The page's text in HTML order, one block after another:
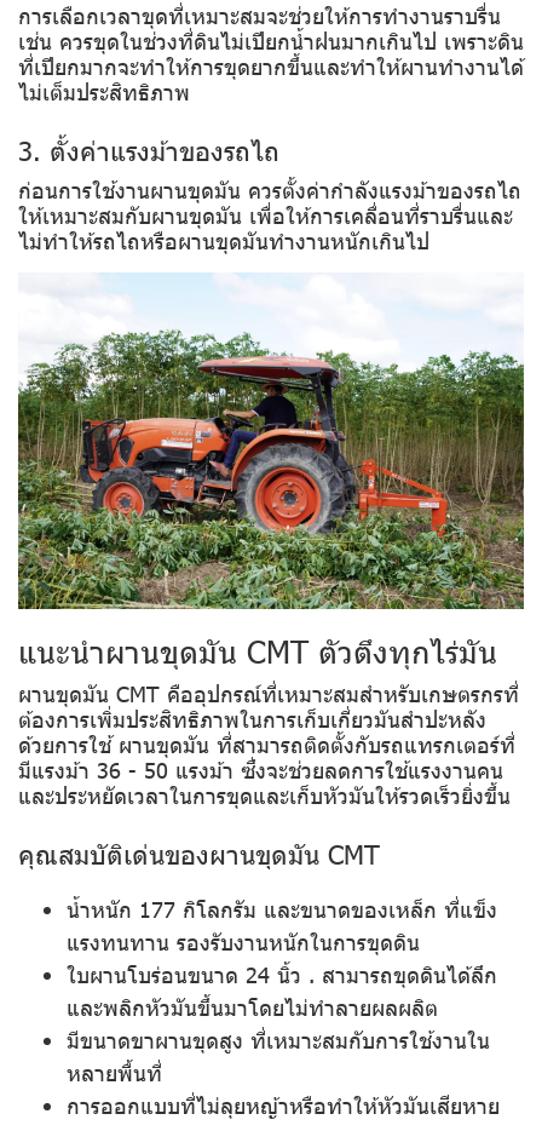
การเลือกเวลาขุดที่เหมาะสมจะช่วยให้การทำงานราบรื่น
เช่น ควรขุดในช่วงที่ดินไม่เปียกน้ำฝนมากเกินไป เพราะดิน
ที่เปียกมากจะทำให้การขุดยากขึ้นและทำให้ผานทำงานได้
ไม่เต็มประสิทธิภาพ
3. ตั้งค่าแรงม้าของรถไถ
ก่อนการใช้งานผานขุดมัน ควรตั้งค่ากำลังแรงม้าของรถไถ
ให้เหมาะสมกับผานขุดมัน เพื่อให้การเคลื่อนที่ราบรื่นและ
ไม่ทำให้รถไถหรือผานขุดมันทำงานหนักเกินไป
แนะนำผานขุดมัน CMT ตัวตึงทุกไร่มัน
ผานขุดมัน CMT คืออุปกรณ์ที่เหมาะสมสำหรับเกษตรกรที่
ต้องการเพิ่มประสิทธิภาพในการเก็บเกี่ยวมันสำปะหลัง
ด้วยการใช้ ผานขุดมัน ที่สามารถติดตั้งกับรถแทรกเตอร์ที่
มีแรงม้า 36 - 50 แรงม้า ซึ่งจะช่วยลดการใช้แรงงานคน
และประหยัดเวลาในการขุดและเก็บหัวมันให้รวดเร็วยิ่งขึ้น
คุณสมบัติเด่นของผานขุดมัน CMT
น้ำหนัก 177 กิโลกรัม และขนาดของเหล็ก ที่แข็ง
แรงทนทาน รองรับงานหนักในการขุดดิน
ใบผานโบร่อนขนาด 24 นิ้ว . สามารถขุดดินได้ลึก
และพลิกหัวมันขึ้นมาโดยไม่ทำลายผลผลิต
มีขนาดขาผานขุดสูง ที่เหมาะสมกับการใช้งานใน
หลายพื้นที่
การออกแบบที่ไม่ลุยหญ้าหรือทำให้หัวมันเสียหาย